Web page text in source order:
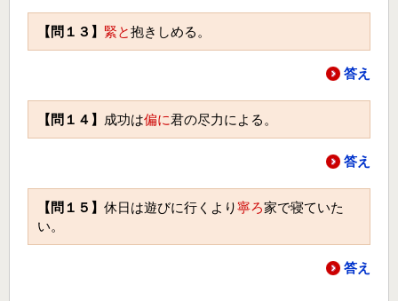
【問１３】 緊と抱きしめる。
答え
【問１４】 成功は偏に君の尽力による。
答え
【問１５】 休日は遊びに行くより寧ろ家で寝ていた
い。
答え